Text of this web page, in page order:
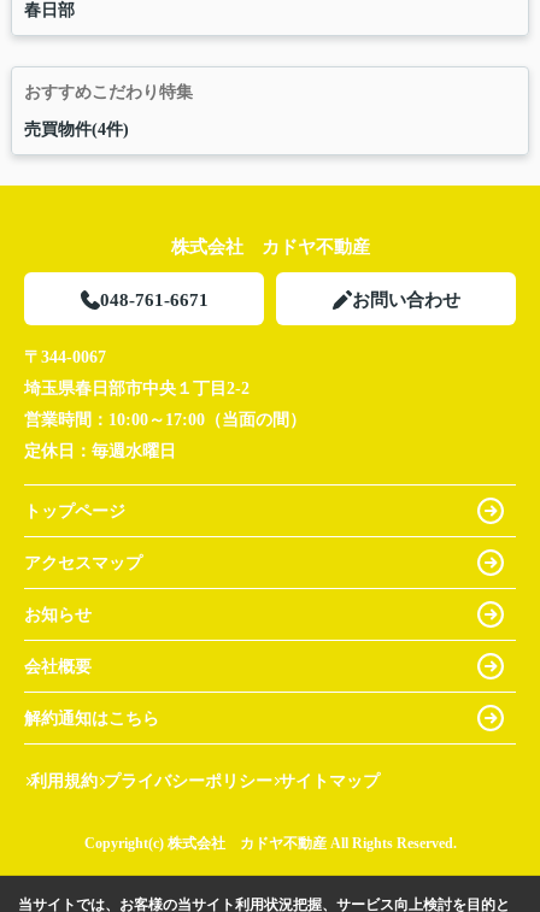
春日部
おすすめこだわり特集
売買物件(4件)
株式会社 カドヤ不動産
048-761-6671 お問い合わせ
〒344-0067
埼玉県春日部市中央１丁目2-2
営業時間： 10:00～17:00（当面の間）
定休日： 毎週水曜日
トップページ
アクセスマップ
お知らせ
会社概要
解約通知はこちら
利用規約 プライバシーポリシー サイトマップ
Copyright(c) 株式会社 カドヤ不動産 All Rights Reserved.
当サイトでは、お客様の当サイト利用状況把握、サービス向上検討を目的と